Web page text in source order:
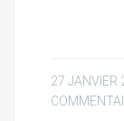
27 JANVIER